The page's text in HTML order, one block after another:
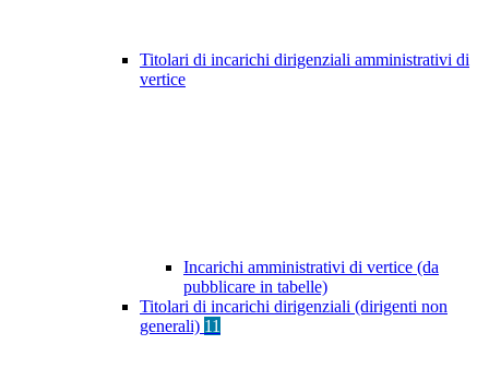
Titolari di incarichi dirigenziali amministrativi di
vertice
Incarichi amministrativi di vertice (da
pubblicare in tabelle)
Titolari di incarichi dirigenziali (dirigenti non
generali) 11